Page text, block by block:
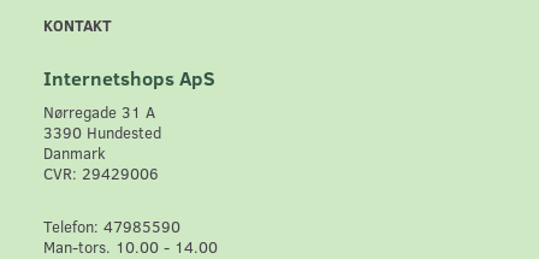
KONTAKT
Internetshops ApS
Nørregade 31 A
3390 Hundested
Danmark
CVR: 29429006
Telefon: 47985590
Man-tors. 10.00 - 14.00